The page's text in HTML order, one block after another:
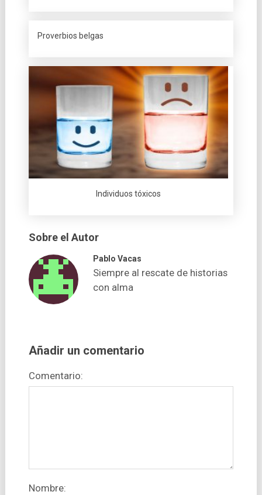
Proverbios belgas
Individuos tóxicos
Sobre el Autor
Pablo Vacas
Siempre al rescate de historias
con alma
Añadir un comentario
Comentario:
Nombre: